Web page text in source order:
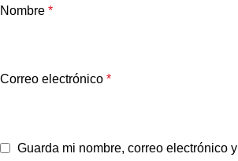
Nombre *
Correo electrónico *
Guarda mi nombre, correo electrónico